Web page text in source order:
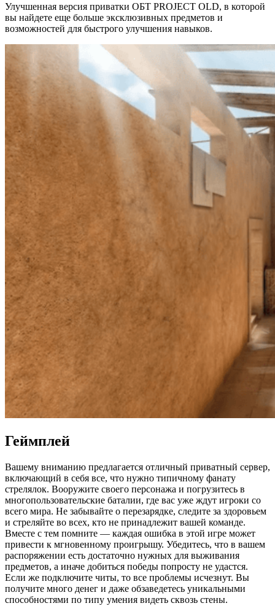
Улучшенная версия приватки ОБТ PROJECT OLD, в которой
вы найдете еще больше эксклюзивных предметов и
возможностей для быстрого улучшения навыков.
Геймплей
Вашему вниманию предлагается отличный приватный сервер,
включающий в себя все, что нужно типичному фанату
стрелялок. Вооружите своего персонажа и погрузитесь в
многопользовательские баталии, где вас уже ждут игроки со
всего мира. Не забывайте о перезарядке, следите за здоровьем
и стреляйте во всех, кто не принадлежит вашей команде.
Вместе с тем помните — каждая ошибка в этой игре может
привести к мгновенному проигрышу. Убедитесь, что в вашем
распоряжении есть достаточно нужных для выживания
предметов, а иначе добиться победы попросту не удастся.
Если же подключите читы, то все проблемы исчезнут. Вы
получите много денег и даже обзаведетесь уникальными
способностями по типу умения видеть сквозь стены.